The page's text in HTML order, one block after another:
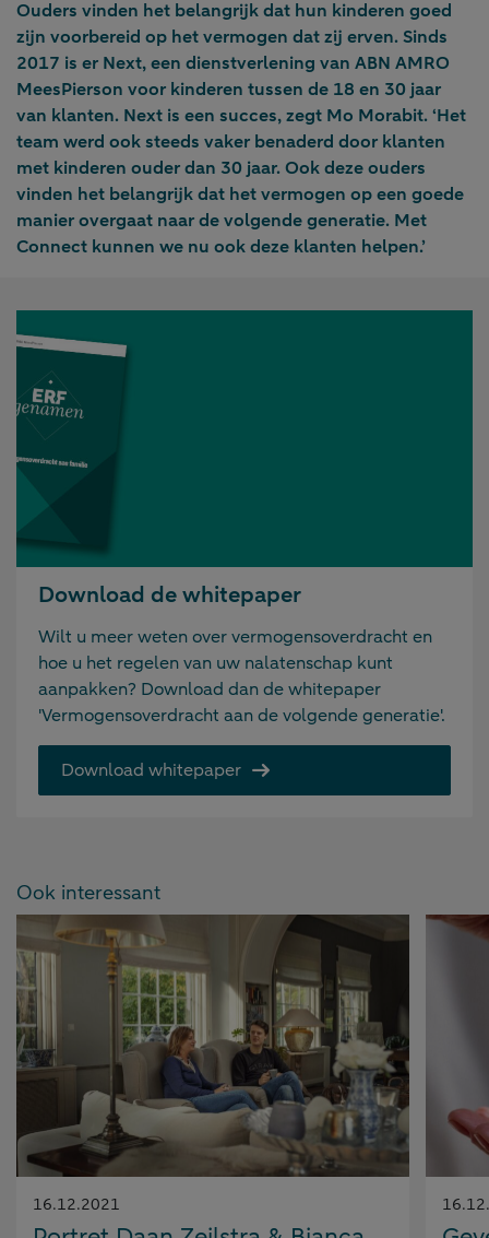
Ouders vinden het belangrijk dat hun kinderen goed
zijn voorbereid op het vermogen dat zij erven. Sinds
2017 is er Next, een dienstverlening van ABN AMRO
MeesPierson voor kinderen tussen de 18 en 30 jaar
van klanten. Next is een succes, zegt Mo Morabit. ‘Het
team werd ook steeds vaker benaderd door klanten
met kinderen ouder dan 30 jaar. Ook deze ouders
vinden het belangrijk dat het vermogen op een goede
manier overgaat naar de volgende generatie. Met
Connect kunnen we nu ook deze klanten helpen.’
Download de whitepaper
Wilt u meer weten over vermogensoverdracht en
hoe u het regelen van uw nalatenschap kunt
aanpakken? Download dan de whitepaper
'Vermogensoverdracht aan de volgende generatie'.
Download whitepaper
Ook interessant
Gepubliceerd
op:
16.12.2021
op: